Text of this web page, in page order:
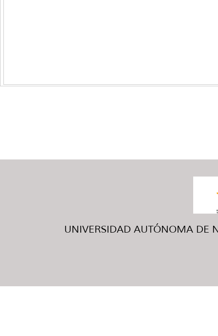
UNIVERSIDAD AUTÓNOMA DE